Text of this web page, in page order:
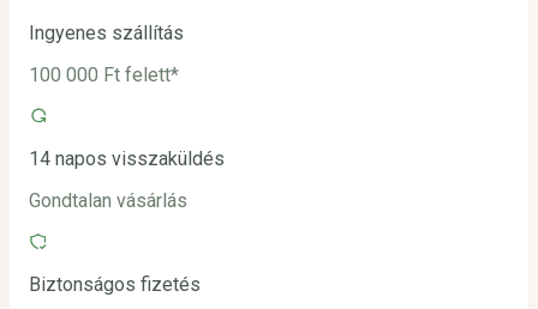
Ingyenes szállítás
100 000 Ft felett*
14 napos visszaküldés
Gondtalan vásárlás
Biztonságos fizetés